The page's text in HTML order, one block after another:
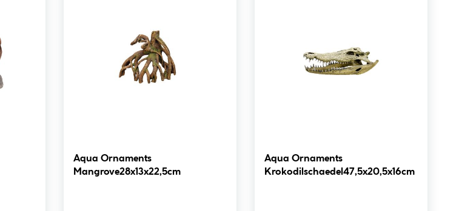
Aqua Ornaments
Mangrove28x13x22,5cm
Aqua Ornaments
Krokodilschaedel47,5x20,5x16cm